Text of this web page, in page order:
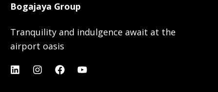
Bogajaya Group
Tranquility and indulgence await at the
airport oasis